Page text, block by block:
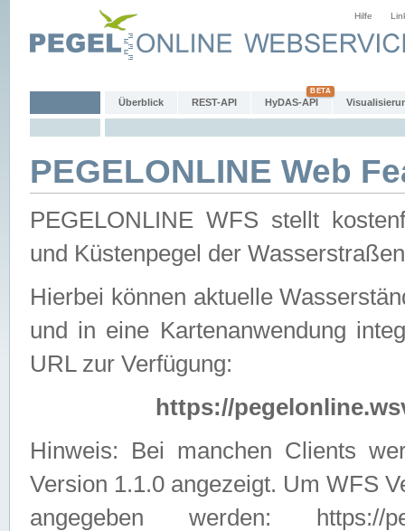
Hilfe
Überblick REST-API HyDAS-API
PEGELONLINE Web
PEGELONLINE WFS stellt
und Küstenpegel der
Hierbei können aktuelle
und in eine Kartenanwendung
URL zur Verfügung:
https://
Hinweis: Bei manchen Clients
Version 1.1.0 angezeigt. Um WFS
angegeben werden: https://